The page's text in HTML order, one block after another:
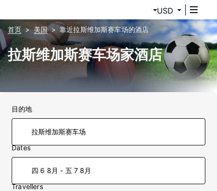
USD
首页 美国 靠近拉斯维加斯赛车场的酒店
拉斯维加斯赛车场家酒店
目的地
Dates
四 6 8月 - 五 7 8月
Travellers